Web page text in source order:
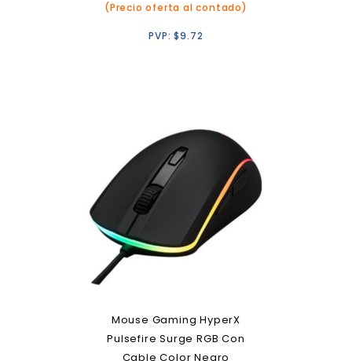
(Precio oferta al contado)
PVP:$9.72
Mouse Gaming HyperX
Pulsefire Surge RGB Con
Cable Color Negro